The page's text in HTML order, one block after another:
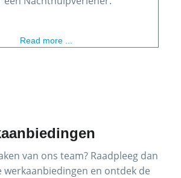
Read more ...
van ons team? Raadpleeg dan
werkaanbiedingen en ontdek de